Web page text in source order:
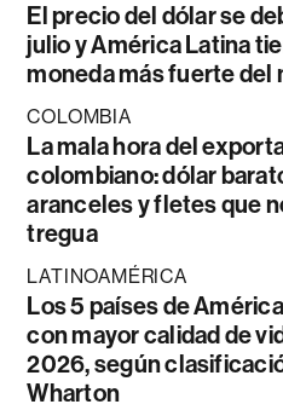
El precio del dólar se
julio y América Latina
moneda más fuerte del
COLOMBIA
La mala hora del
colombiano: dólar
aranceles y fletes que
tregua
LATINOAMÉRICA
Los 5 países de
con mayor calidad de
2026, según
Wharton